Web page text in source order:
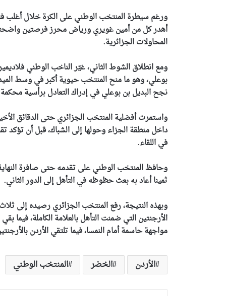
ورغم سيطرة المنتخب الوطني على الكرة خلال أغلب
أهدر كل من أمين غويري ورياض محرز فرصتين
المحاولات الجزائرية.
ومع انطلاق الشوط الثاني، غيّر الناخب الوطني
بوعلي، وهو ما منح المنتخب حيوية أكبر في وسط
نجح البديل بن بوعلي في إدراك التعادل برأسية محكمة
داخل منطقة الجزاء وحولها إلى الشباك، قبل أن تؤكد
في اللقاء.
وحافظ المنتخب الوطني على تقدمه حتى صافرة
ثمينا أعاد به بعث حظوظه في التأهل إلى الدور الثاني.
وبهذه النتيجة، رفع المنتخب الجزائري رصيده إلى
الأرجنتين التي ضمنت التأهل بالعلامة الكاملة،
مواجهة حاسمة أمام النمسا، فيما تلتقي الأردن
الأردن الخضر المنتخب الوطني